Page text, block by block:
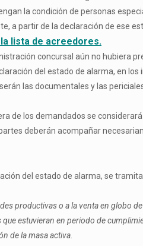
la condición de personas
a partir de la declaración de ese
lista de acreedores.
concursal aún no hubiera
del estado de alarma, en
las documentales y las
de los demandados se
deberán acompañar
del estado de alarma, se
productivas o a la venta en globo
estuvieran en periodo de
de la masa activa.